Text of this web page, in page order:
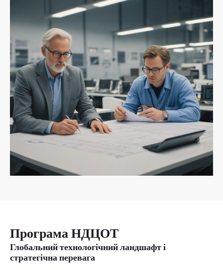
Програма НДЦОТ
Глобальний технологічний ландшафт і
стратегічна перевага